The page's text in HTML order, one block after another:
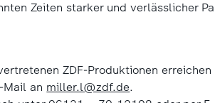
Zeiten starker und verlässlicher
ZDF-Produktionen
an miller.l@zdf.de.